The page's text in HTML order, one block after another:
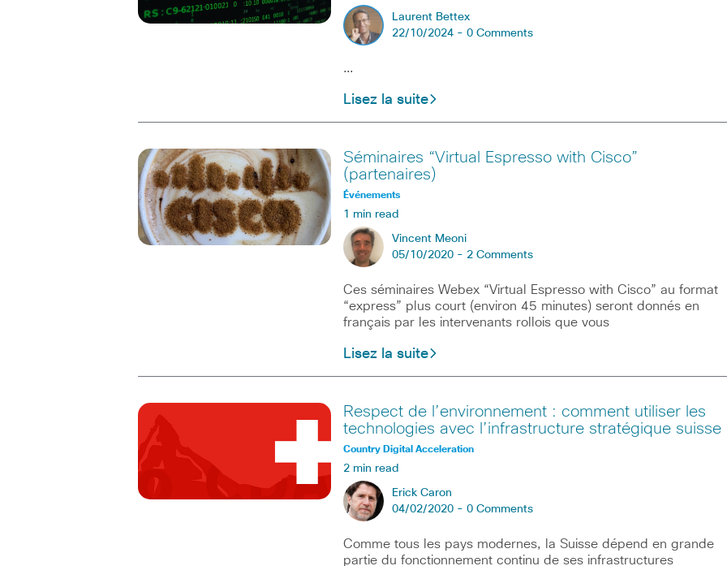
Laurent Bettex
22/10/2024 - 0 Comments
…
Lisez la suite
Séminaires “Virtual Espresso with Cisco”
(partenaires)
Événements
1 min read
Vincent Meoni
05/10/2020 - 2 Comments
Ces séminaires Webex “Virtual Espresso with Cisco” au format
“express” plus court (environ 45 minutes) seront donnés en
français par les intervenants rollois que vous
Lisez la suite
Respect de l’environnement : comment utiliser les
technologies avec l’infrastructure stratégique suisse
Country Digital Acceleration
2 min read
Erick Caron
04/02/2020 - 0 Comments
Comme tous les pays modernes, la Suisse dépend en grande
partie du fonctionnement continu de ses infrastructures